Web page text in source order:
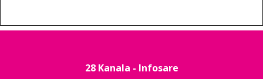
28 Kanala - Infosare